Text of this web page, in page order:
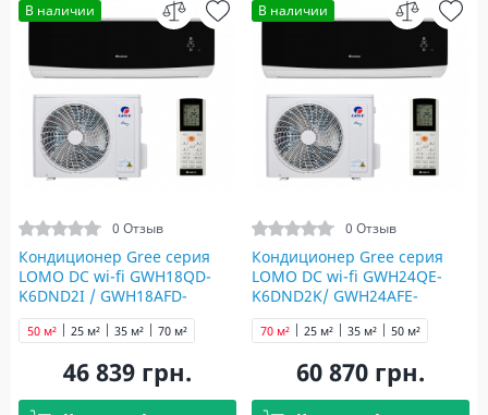
В наличии
0 Отзыв
Кондиционер Gree серия
LOMO DC wi-fi GWH18QD-
K6DND2I / GWH18AFD-
K6DNA2I (Black)
25 м² 35 м²
50 м² 70 м²
46 839 грн.
В наличии
0 Отзыв
Кондиционер Gree серия
LOMO DC wi-fi GWH24QE-
K6DND2K/ GWH24AFE-
K6DNA2I (Black)
25 м² 35 м² 50 м²
70 м²
60 870 грн.